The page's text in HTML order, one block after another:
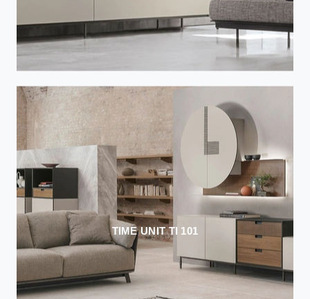
TIME UNIT TI 101